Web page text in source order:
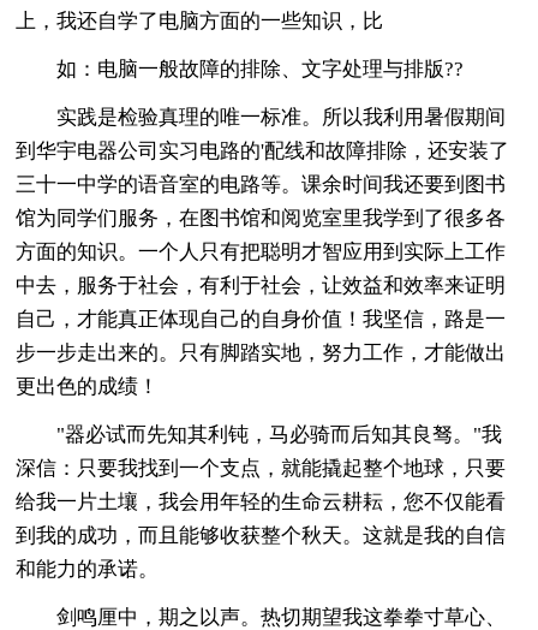
上，我还自学了电脑方面的一些知识，比
如：电脑一般故障的排除、文字处理与排版??
实践是检验真理的唯一标准。所以我利用暑假期间
到华宇电器公司实习电路的'配线和故障排除，还安装了
三十一中学的语音室的电路等。课余时间我还要到图书
馆为同学们服务，在图书馆和阅览室里我学到了很多各
方面的知识。一个人只有把聪明才智应用到实际上工作
中去，服务于社会，有利于社会，让效益和效率来证明
自己，才能真正体现自己的自身价值！我坚信，路是一
步一步走出来的。只有脚踏实地，努力工作，才能做出
更出色的成绩！
"器必试而先知其利钝，马必骑而后知其良驽。"我
深信：只要我找到一个支点，就能撬起整个地球，只要
给我一片土壤，我会用年轻的生命云耕耘，您不仅能看
到我的成功，而且能够收获整个秋天。这就是我的自信
和能力的承诺。
剑鸣厘中，期之以声。热切期望我这拳拳寸草心、